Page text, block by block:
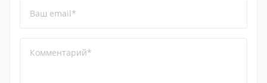
Ваш email*
Комментарий*